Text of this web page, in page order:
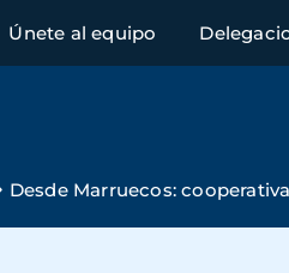
Únete al equipo
Desde Marruecos: